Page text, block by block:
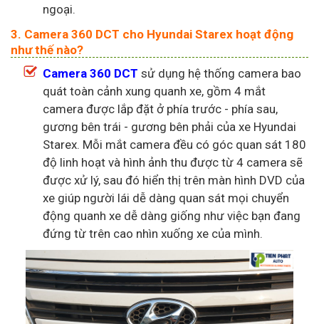
ngoại.
3. Camera 360 DCT cho Hyundai Starex hoạt động
như thế nào?
Camera 360 DCT sử dụng hệ thống camera bao
quát toàn cảnh xung quanh xe, gồm 4 mắt
camera được lắp đặt ở phía trước - phía sau,
gương bên trái - gương bên phải của xe Hyundai
Starex. Mỗi mắt camera đều có góc quan sát 180
độ linh hoạt và hình ảnh thu được từ 4 camera sẽ
được xử lý, sau đó hiển thị trên màn hình DVD của
xe giúp người lái dễ dàng quan sát mọi chuyển
động quanh xe dễ dàng giống như việc bạn đang
đứng từ trên cao nhìn xuống xe của mình.